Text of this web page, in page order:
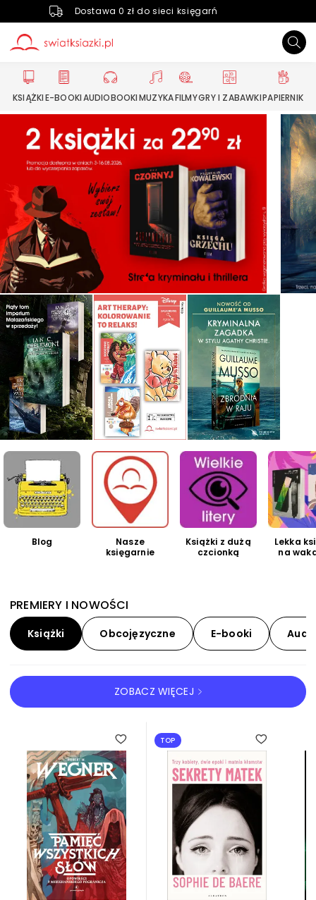
Dostawa 0 zł do sieci księgarń
KSIĄŻKIE-BOOKIAUDIOBOOKIMUZYKAFILMYGRY I ZABAWKIPAPIERNIK
Blog
Nasze
księgarnie
Książki z dużą
czcionką
Lekka
na
PREMIERY I NOWOŚCI
Książki Obcojęzyczne E-booki
KSIĄŻKI
ZOBACZ WIĘCEJ
TOP